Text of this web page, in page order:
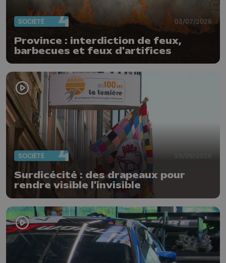
SOCIÉTÉ 03/07/2026
Province : interdiction de feux,
barbecues et feux d'artifices
SOCIÉTÉ 29/06/2026
Surdicécité : des drapeaux pour
rendre visible l'invisible